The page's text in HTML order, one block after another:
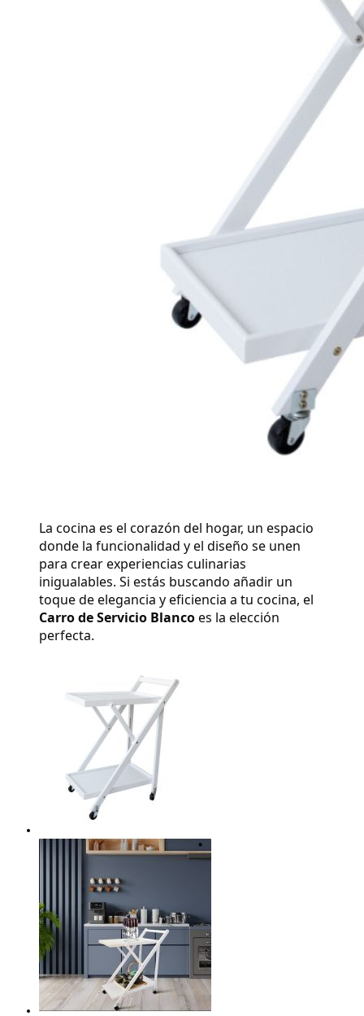
La cocina es el corazón del hogar, un espacio
donde la funcionalidad y el diseño se unen
para crear experiencias culinarias
inigualables. Si estás buscando añadir un
Carro de Servicio Blanco es la elección
perfecta.